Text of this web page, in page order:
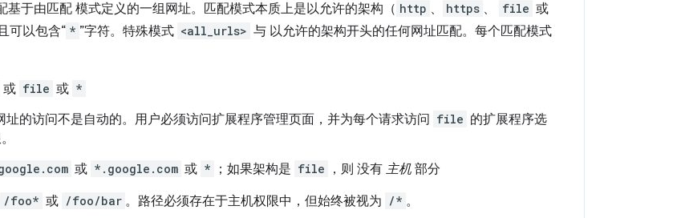
基于由匹配 模式定义的一组网址。匹配模式本质上是以允许的架构（ http 、 https 、 file 或
可以包含“ * ”字符。特殊模式 <all_urls> 与 以允许的架构开头的任何网址匹配。每个匹配模式
或 file 或 *
址的访问不是自动的。用户必须访问扩展程序管理页面，并为每个请求访问 file 的扩展程序选
或 *.google.com 或 * ；如果架构是 file ，则 没有 主机 部分
/foo* 或 /foo/bar 。路径必须存在于主机权限中，但始终被视为 /* 。